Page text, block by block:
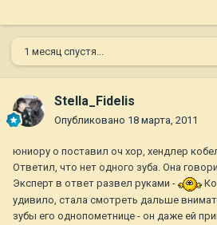
1 месяц спустя...
Stella_Fidelis
Опубликовано 18 марта, 2011
юниору о поставил оч хор, хендлер
Ответил, что нет одного зуба. Она
Эксперт в ответ развел руками -
удивило, стала смотреть дальше
зубы его однопометнице - он даже ей